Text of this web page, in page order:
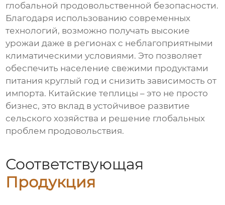
глобальной продовольственной безопасности.
Благодаря использованию современных
технологий, возможно получать высокие
урожаи даже в регионах с неблагоприятными
климатическими условиями. Это позволяет
обеспечить население свежими продуктами
питания круглый год и снизить зависимость от
импорта. Китайские теплицы – это не просто
бизнес, это вклад в устойчивое развитие
сельского хозяйства и решение глобальных
проблем продовольствия.
Соответствующая
Продукция